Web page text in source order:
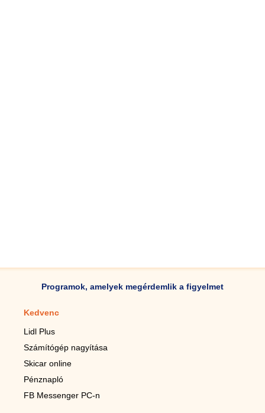
Programok, amelyek megérdemlik a figyelmet
Kedvenc
Lidl Plus
Számítógép nagyítása
Skicar online
Pénznapló
FB Messenger PC-n